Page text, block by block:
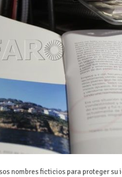
nombres ficticios para proteger